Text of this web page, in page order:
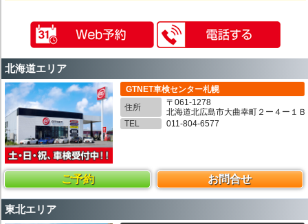
北海道エリア
GTNET車検センター札幌
住所
〒061-1278
北海道北広島市大曲幸町２ー４ー１Ｂ
TEL
011-804-6577
ご予約 お問合せ
東北エリア